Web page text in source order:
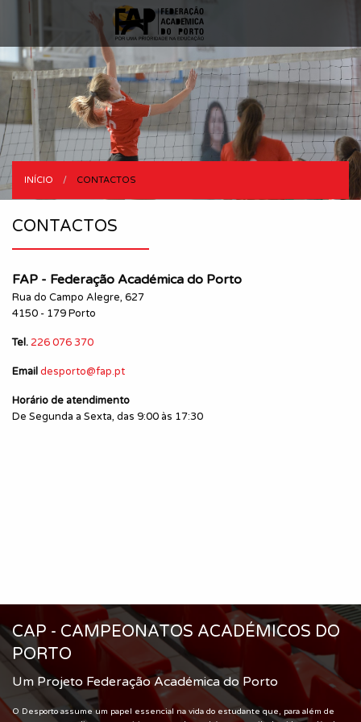
INÍCIO CURRENT:
CONTACTOS
CONTACTOS
FAP - Federação Académica do Porto
Rua do Campo Alegre, 627
4150 - 179 Porto
Tel. 226 076 370
Emaildesporto@fap.pt
Horário de atendimento
De Segunda a Sexta, das 9:00 às 17:30
CAP - CAMPEONATOS ACADÉMICOS DO
PORTO
Um Projeto Federação Académica do Porto
O Desporto assume um papel essencial na vida do estudante que, para além de